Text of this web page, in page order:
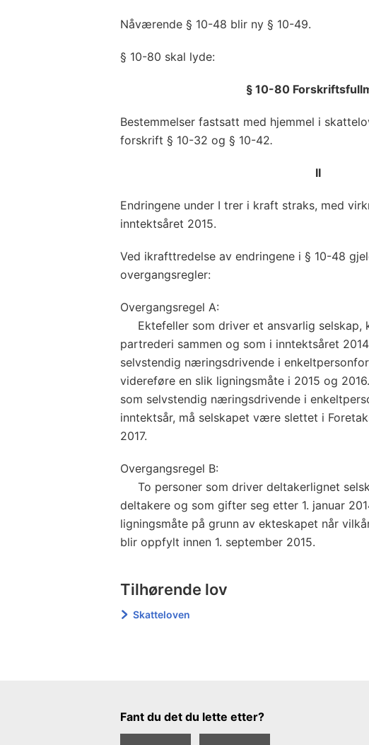
Nåværende § 10-48 blir ny § 10-49.
§ 10-80 skal lyde:
§ 10-80
Bestemmelser fastsatt med hjemmel i
forskrift § 10-32 og § 10-42.
II
Endringene under I trer i kraft straks, med
inntektsåret 2015.
Ved ikrafttredelse av endringene i § 10-48
overgangsregler:
Overgangsregel A:
Ektefeller som driver et ansvarlig selskap,
partrederi sammen og som i inntektsåret
selvstendig næringsdrivende i
videreføre en slik ligningsmåte i 2015 og
som selvstendig næringsdrivende i
inntektsår, må selskapet være slettet i
2017.
Overgangsregel B:
To personer som driver deltakerlignet
deltakere og som gifter seg etter 1. januar
ligningsmåte på grunn av ekteskapet når
blir oppfylt innen 1. september 2015.
Tilhørende lov
Skatteloven
Tilbakemeldingsskjema
Fant du det du lette etter?